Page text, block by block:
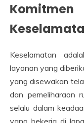
Keselamatan
layanan yang
yang disewakan
dan pemeliharaan
selalu dalam